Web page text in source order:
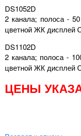
DS1052D
2 канала; полоса -
цветной ЖК дисплей
DS1102D
2 канала; полоса -
цветной ЖК дисплей
ЦЕНЫ